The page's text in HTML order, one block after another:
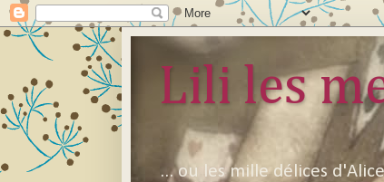
Lili les
... ou les mille délices